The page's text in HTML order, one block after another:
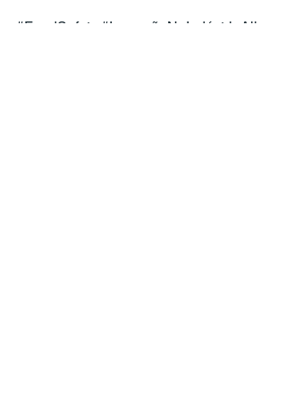
#FoodSafety
#InovaçãoNaIndústriaAlim